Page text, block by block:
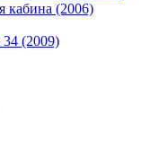
кабина (2006)
(2009)